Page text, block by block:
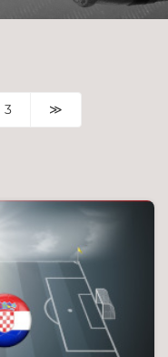
3 ≫